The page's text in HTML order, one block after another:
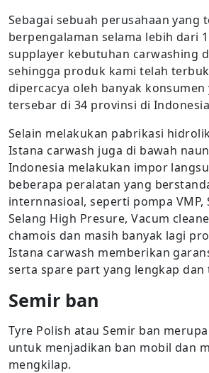
Sebagai sebuah perusahaan yang
berpengalaman selama lebih dari
supplayer kebutuhan carwashing
sehingga produk kami telah
dipercacya oleh banyak konsumen
tersebar di 34 provinsi di
Selain melakukan pabrikasi
Istana carwash juga di bawah
Indonesia melakukan impor
beberapa peralatan yang
internnasioal, seperti pompa
Selang High Presure, Vacum
chamois dan masih banyak lagi
Istana carwash memberikan
serta spare part yang lengkap dan
Semir ban
Tyre Polish atau Semir ban
untuk menjadikan ban mobil dan
mengkilap.